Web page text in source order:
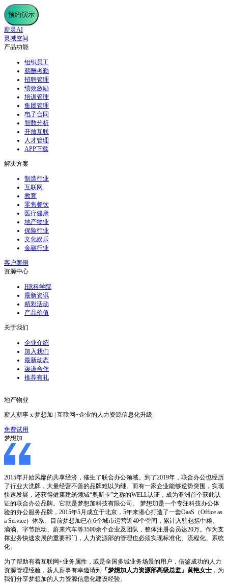
预约演示
薪灵AI
灵域空间
产品功能
组织员工
薪酬考勤
招聘管理
绩效激励
培训管理
集团管理
电子合同
智数分析
开放互联
人才管理
APP下载
解决方案
制造行业
互联网
教育
零售餐饮
医疗健康
地产物业
保险行业
文化娱乐
金融行业
客户案例
资源中心
HR科学院
最新资讯
精彩活动
产品价值
关于我们
企业介绍
加入我们
最新动态
渠道合作
推荐有礼
地产物业
薪人薪事 x 梦想加 | 互联网+企业的人力资源信息化升级
免费试用
梦想加
2015年开始风靡的共享经济，催生了联合办公领域。到了2019年，联合办公也经历
了行业大洗牌，大量经营不善的品牌难以为继。而有一家企业能够逆势突围，实现
快速发展，还获得健康建筑领域“奥斯卡”之称的WELL认证，成为亚洲首个获此认
证的联合办公品牌。它就是梦想加科技有限公司。 梦想加是一个专注科技办公体
验的办公服务品牌，2015年5月成立于北京，5年来潜心打造了一套OaaS（Office as
a Service）体系。目前梦想加已在6个城市运营近40个空间，累计入驻包括中粮、
滴滴、字节跳动、蔚来汽车等3500余个企业及团队，整体注册会员达20万。作为支
撑业务快速发展的重要部门，人力资源部的管理也必须实现标准化、流程化、系统
化。
为了帮助有着互联网+业务属性，或是全国多城业务场景的用户，借鉴成功的人力
资源管理经验，薪人薪事有幸邀请到
「梦想加人力资源部高级总监」黄艳女士 ，为
我们分享梦想加的人力资源信息化建设经验。